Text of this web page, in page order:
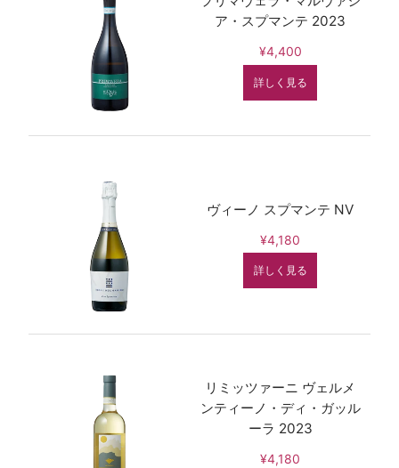
ア・スプマンテ 2023
¥4,400
詳しく見る
ヴィーノ スプマンテ NV
¥4,180
詳しく見る
リミッツァーニ ヴェルメ
ンティーノ・ディ・ガッル
ーラ 2023
¥4,180